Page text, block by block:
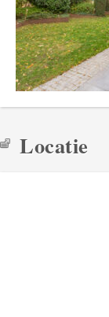
Locatie